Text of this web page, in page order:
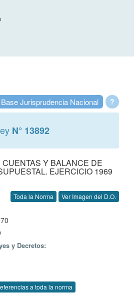
?
Jurisprudencia Nacional
N° 13892
Y BALANCE DE
EJERCICIO 1969
Toda la Norma Ver Imagen del D.O.
y Decretos:
a toda la norma